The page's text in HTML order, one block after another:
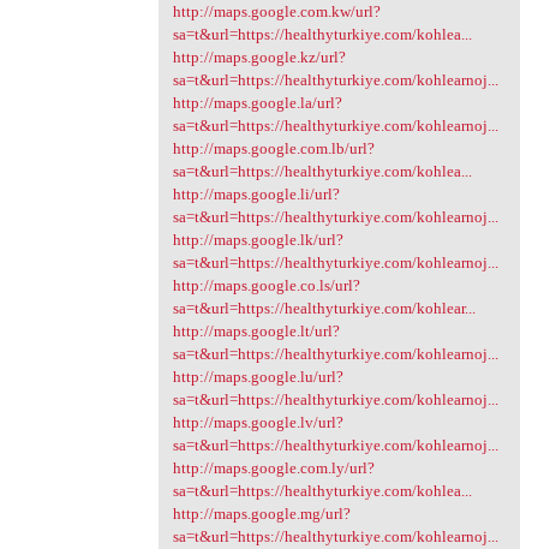
http://maps.google.com.kw/url?
sa=t&url=https://healthyturkiye.com/kohlea...
http://maps.google.kz/url?
sa=t&url=https://healthyturkiye.com/kohlearnoj...
http://maps.google.la/url?
sa=t&url=https://healthyturkiye.com/kohlearnoj...
http://maps.google.com.lb/url?
sa=t&url=https://healthyturkiye.com/kohlea...
http://maps.google.li/url?
sa=t&url=https://healthyturkiye.com/kohlearnoj...
http://maps.google.lk/url?
sa=t&url=https://healthyturkiye.com/kohlearnoj...
http://maps.google.co.ls/url?
sa=t&url=https://healthyturkiye.com/kohlear...
http://maps.google.lt/url?
sa=t&url=https://healthyturkiye.com/kohlearnoj...
http://maps.google.lu/url?
sa=t&url=https://healthyturkiye.com/kohlearnoj...
http://maps.google.lv/url?
sa=t&url=https://healthyturkiye.com/kohlearnoj...
http://maps.google.com.ly/url?
sa=t&url=https://healthyturkiye.com/kohlea...
http://maps.google.mg/url?
sa=t&url=https://healthyturkiye.com/kohlearnoj...